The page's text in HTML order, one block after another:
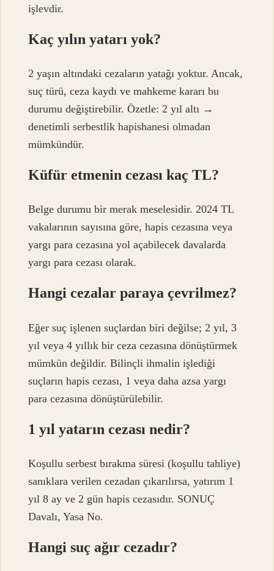
işlevdir.
Kaç yılın yatarı yok?
2 yaşın altındaki cezaların yatağı yoktur. Ancak,
suç türü, ceza kaydı ve mahkeme kararı bu
durumu değiştirebilir. Özetle: 2 yıl altı →
denetimli serbestlik hapishanesi olmadan
mümkündür.
Küfür etmenin cezası kaç TL?
Belge durumu bir merak meselesidir. 2024 TL
vakalarının sayısına göre, hapis cezasına veya
yargı para cezasına yol açabilecek davalarda
yargı para cezası olarak.
Hangi cezalar paraya çevrilmez?
Eğer suç işlenen suçlardan biri değilse; 2 yıl, 3
yıl veya 4 yıllık bir ceza cezasına dönüştürmek
mümkün değildir. Bilinçli ihmalin işlediği
suçların hapis cezası, 1 veya daha azsa yargı
para cezasına dönüştürülebilir.
1 yıl yatarın cezası nedir?
Koşullu serbest bırakma süresi (koşullu tahliye)
sanıklara verilen cezadan çıkarılırsa, yatırım 1
yıl 8 ay ve 2 gün hapis cezasıdır. SONUÇ
Davalı, Yasa No.
Hangi suç ağır cezadır?